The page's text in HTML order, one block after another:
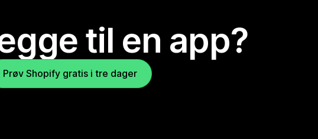
til en app?
Prøv Shopify gratis i tre dager